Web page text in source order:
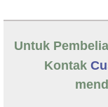
Untuk
Kontak